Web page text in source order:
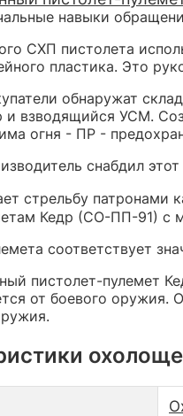
навыки
СХП пистолета
пластика. Это
обнаружат
и взводящийся УСМ.
огня - ПР -
снабдил
стрельбу патронами
Кедр (СО-ПП-91) с
соответствует
пистолет-пулемет
от боевого